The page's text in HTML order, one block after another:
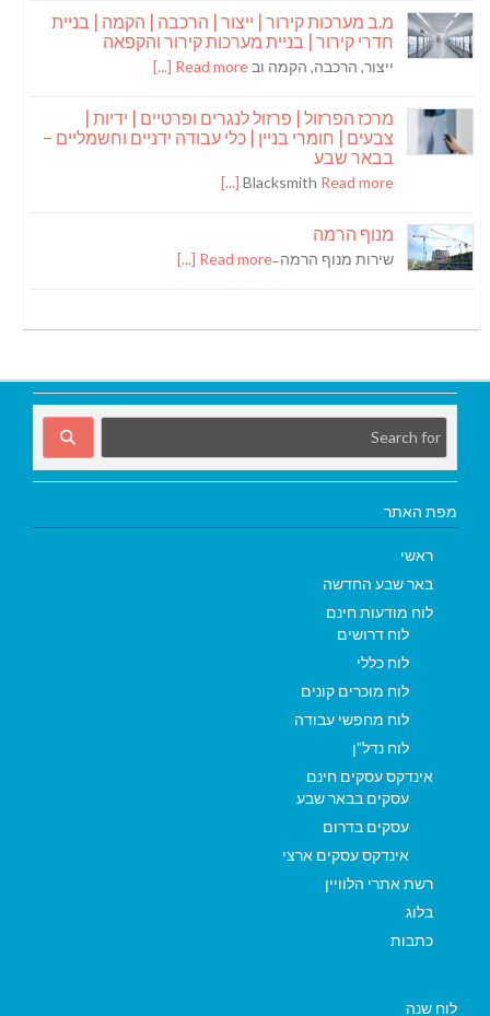
מ.ב מערכות קירור | ייצור | הרכבה | הקמה | בניית
חדרי קירור | בניית מערכות קירור והקפאה
ייצור, הרכבה, הקמה וב Read more [...]
מרכז הפרזול | פרזול לנגרים ופרטיים | ידיות |
צבעים | חומרי בניין | כלי עבודה ידניים וחשמליים –
בבאר שבע
Blacksmith Read more [...]
מנוף הרמה
שירות מנוף הרמה ̵Read more [...]
מפת האתר
ראשי
באר שבע החדשה
לוח מודעות חינם
לוח דרושים
לוח כללי
לוח מוכרים קונים
לוח מחפשי עבודה
לוח נדל"ן
אינדקס עסקים חינם
עסקים בבאר שבע
עסקים בדרום
אינדקס עסקים ארצי
רשת אתרי הלוויין
בלוג
כתבות
לוח שנה